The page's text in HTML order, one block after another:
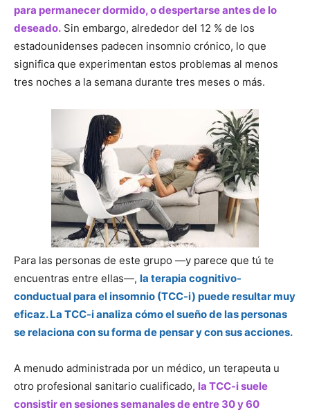
para permanecer dormido, o despertarse antes de lo
deseado. Sin embargo, alrededor del 12 % de los
estadounidenses padecen insomnio crónico, lo que
significa que experimentan estos problemas al menos
tres noches a la semana durante tres meses o más.
Para las personas de este grupo —y parece que tú te
encuentras entre ellas—, la terapia cognitivo-
conductual para el insomnio (TCC-i) puede resultar muy
eficaz. La TCC-i analiza cómo el sueño de las personas
se relaciona con su forma de pensar y con sus acciones.
A menudo administrada por un médico, un terapeuta u
otro profesional sanitario cualificado, la TCC-i suele
consistir en sesiones semanales de entre 30 y 60